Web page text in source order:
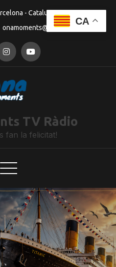
- Catalunya
onamoments@gmail.com
TV Ràdio
fan la felicitat!
CA